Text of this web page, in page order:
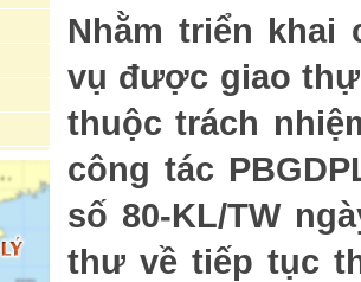
Nhằm triển khai
vụ được giao
thuộc trách
công tác
số 80-KL/TW
thư về tiếp tục